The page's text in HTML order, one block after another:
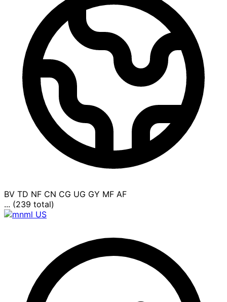
BV TD NF CN CG UG GY MF AF
... (239 total)